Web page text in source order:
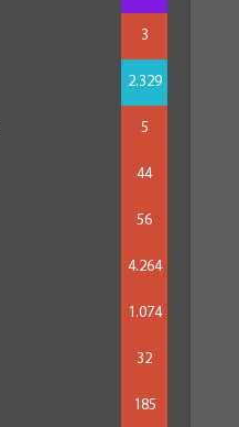
3
2.329
5
44
56
4.264
1.074
32
185